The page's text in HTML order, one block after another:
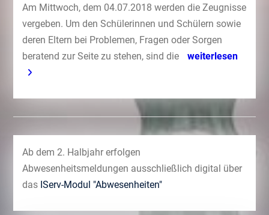
Am Mittwoch, dem 04.07.2018 werden die Zeugnisse
vergeben. Um den Schülerinnen und Schülern sowie
deren Eltern bei Problemen, Fragen oder Sorgen
beratend zur Seite zu stehen, sind die
weiterlesen
Ab dem 2. Halbjahr erfolgen
Abwesenheitsmeldungen ausschließlich digital über
das IServ-Modul "Abwesenheiten"